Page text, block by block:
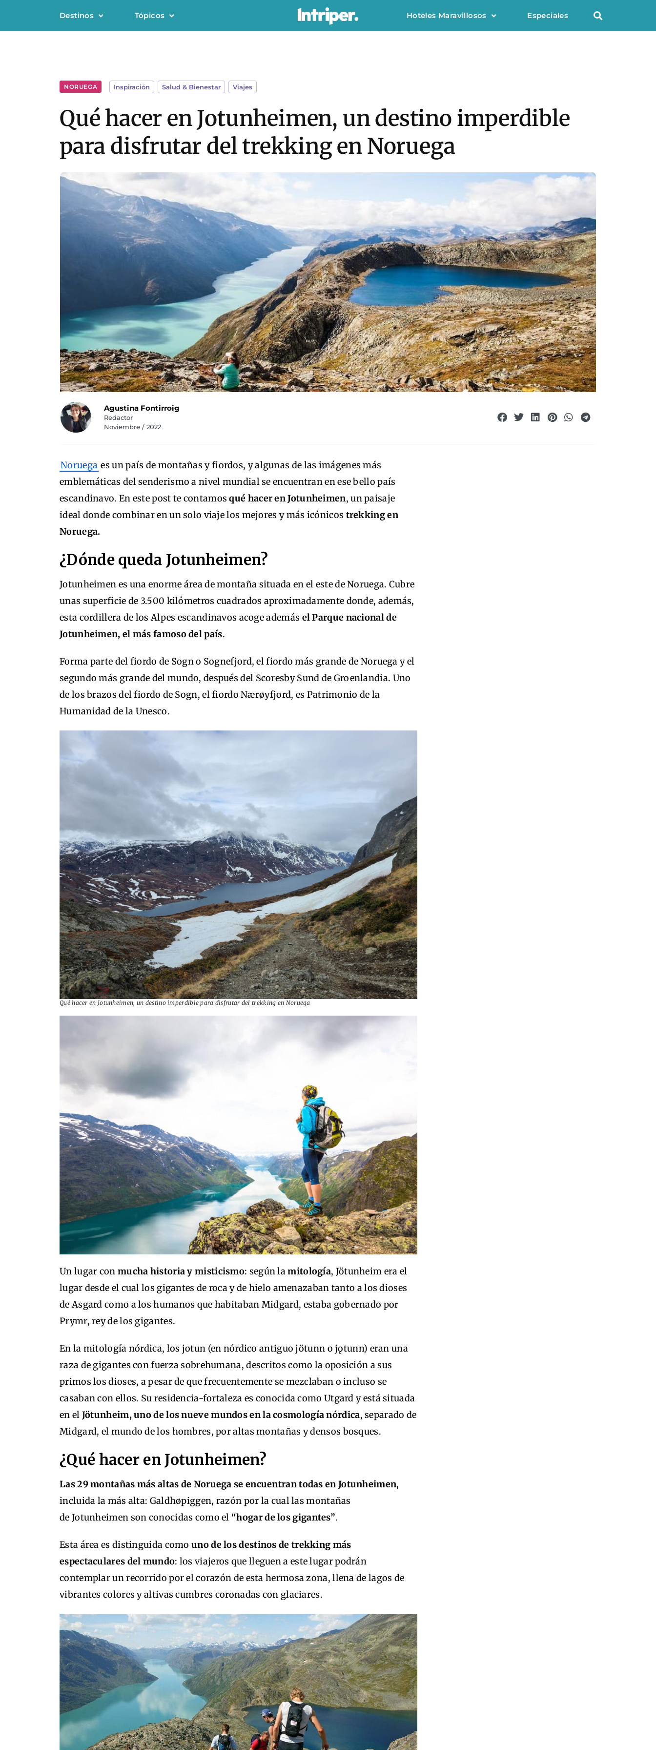
Destinos Tópicos Hoteles Maravillosos Especiales
NORUEGA Inspiración Salud & Bienestar Viajes
Qué hacer en Jotunheimen, un destino imperdible
para disfrutar del trekking en Noruega
Agustina Fontirroig
Redactor
Noviembre / 2022
Noruega es un país de montañas y fiordos, y algunas de las imágenes más
emblemáticas del senderismo a nivel mundial se encuentran en ese bello país
escandinavo. En este post te contamosqué hacer en Jotunheimen, un paisaje
ideal donde combinar en un solo viaje los mejores y más icónicos trekking en
Noruega.
¿Dónde queda Jotunheimen?
Jotunheimen es una enorme área de montaña situada en el este de Noruega. Cubre
unas superficie de 3.500 kilómetros cuadrados aproximadamente donde, además,
esta cordillera de los Alpes escandinavos acoge además el Parque nacional de
Jotunheimen, el más famoso del país.
Forma parte del fiordo de Sogn o Sognefjord, el fiordo más grande de Noruega y el
segundo más grande del mundo, después del Scoresby Sund de Groenlandia. Uno
de los brazos del fiordo de Sogn, el fiordo Nærøyfjord, es Patrimonio de la
Humanidad de la Unesco.
Qué hacer en Jotunheimen, un destino imperdible para disfrutar del trekking en Noruega
Un lugar con mucha historia y misticismo: según lamitología, Jötunheim era el
lugar desde el cual los gigantes de roca y de hielo amenazaban tanto a los dioses
de Asgard como a los humanos que habitaban Midgard, estaba gobernado por
Prymr, rey de los gigantes.
En la mitología nórdica, los jotun (en nórdico antiguo jötunn o jǫtunn) eran una
raza de gigantes con fuerza sobrehumana, descritos como la oposición a sus
primos los dioses, a pesar de que frecuentemente se mezclaban o incluso se
casaban con ellos. Su residencia-fortaleza es conocida como Utgard y está situada
en el Jötunheim, uno de los nueve mundos en la cosmología nórdica, separado de
Midgard, el mundo de los hombres, por altas montañas y densos bosques.
¿Qué hacer en Jotunheimen?
Las 29 montañas más altas de Noruega se encuentran todas en Jotunheimen,
incluida la más alta: Galdhøpiggen, razón por la cual las montañas
de Jotunheimen son conocidas como el “hogar de los gigantes”.
Esta área es distinguida como uno de los destinos de trekking más
espectaculares del mundo: los viajeros que lleguen a este lugar podrán
contemplar un recorrido por el corazón de esta hermosa zona, llena de lagos de
vibrantes colores y altivas cumbres coronadas con glaciares.